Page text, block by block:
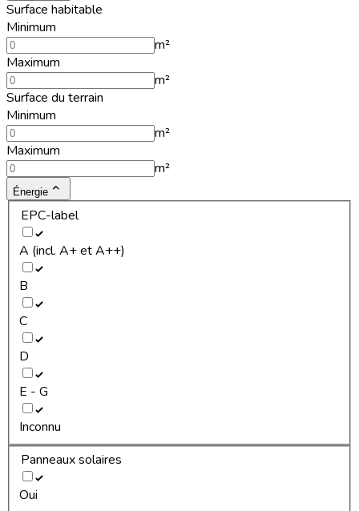
Surface habitable
Minimum
m²
Maximum
m²
Surface du terrain
Minimum
m²
Maximum
m²
Énergie
EPC-label
A (incl. A+ et A++)
B
C
D
E - G
Inconnu
Panneaux solaires
Oui